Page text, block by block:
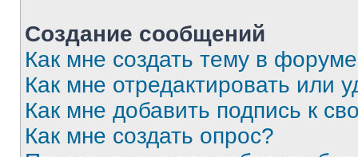
Создание сообщений
Как мне создать тему в
Как мне отредактировать или
Как мне добавить подпись к
Как мне создать опрос?